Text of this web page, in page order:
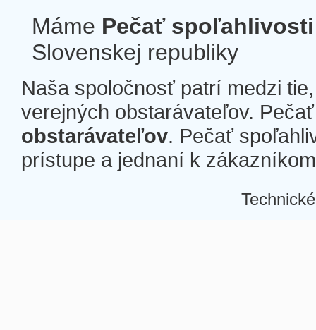
Máme Pečať spoľahlivosti
Slovenskej republiky
Naša spoločnosť patrí medzi
verejných obstarávateľov.
obstarávateľov. Pečať
prístupe a jednaní k